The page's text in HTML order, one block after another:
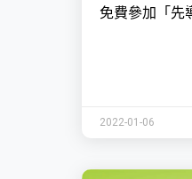
免費參加「先
2022-01-06